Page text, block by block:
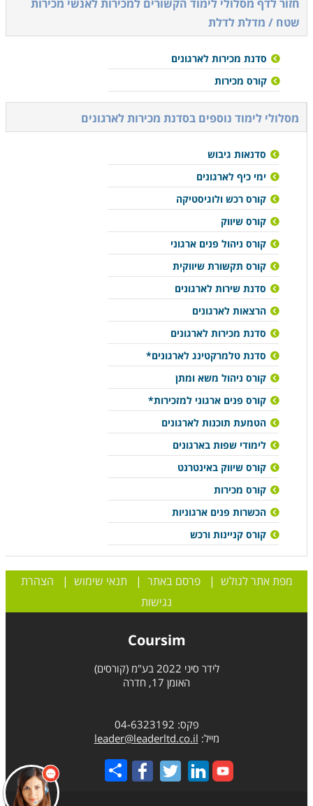
חזור לדף מסלולי לימוד הקשורים למכירות לאנשי מכירות
שטח / מדלת לדלת
סדנת מכירות לארגונים
קורס מכירות
מסלולי לימוד נוספים בסדנת מכירות לארגונים
סדנאות גיבוש
ימי כיף לארגונים
קורס רכש ולוגיסטיקה
קורס שיווק
קורס ניהול פנים ארגוני
קורס תקשורת שיווקית
סדנת שירות לארגונים
הרצאות לארגונים
סדנת מכירות לארגונים
סדנת טלמרקטינג לארגונים*
קורס ניהול משא ומתן
קורס פנים ארגוני למזכירות*
הטמעת תוכנות לארגונים
לימודי שפות בארגונים
קורס שיווק באינטרנט
קורס מכירות
הכשרות פנים ארגוניות
קורס קניינות ורכש
מפת אתר לגולש |פרסם באתר | תנאי שימוש | הצהרת
נגישות
Coursim
לידר סיני 2022 בע"מ (קורסים)
האומן 17, חדרה
פקס: 04-6323192
מייל: leader@leaderltd.co.il
Share